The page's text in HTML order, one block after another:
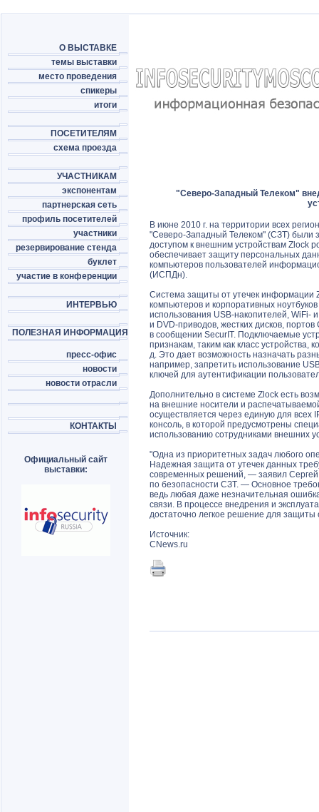
О ВЫСТАВКЕ
темы выставки
место проведения
спикеры
итоги
ПОСЕТИТЕЛЯМ
схема проезда
УЧАСТНИКАМ
экспонентам
партнерская сеть
профиль посетителей
участники
резервирование стенда
буклет
участие в конференции
ИНТЕРВЬЮ
ПОЛЕЗНАЯ ИНФОРМАЦИЯ
пресс-офис
новости
новости отрасли
КОНТАКТЫ
Официальный сайт
выставки:
"Северо-Западный Телеком"
В июне 2010 г. на территории всех
"Северо-Западный Телеком" (СЗТ) были
доступом к внешним устройствам Zlock
обеспечивает защиту персональных
компьютеров пользователей
(ИСПДн).
Система защиты от утечек информации
компьютеров и корпоративных
использования USB-накопителей, WiFi-
и DVD-приводов, жестких дисков,
в сообщении SecurIT. Подключаемые
признакам, таким как класс устройства,
д. Это дает возможность назначать
например, запретить использование
ключей для аутентификации
Дополнительно в системе Zlock есть
на внешние носители и
осуществляется через единую для всех
консоль, в которой предусмотрены
использованию сотрудниками внешних
"Одна из приоритетных задач любого
Надежная защита от утечек данных
современных решений, — заявил Сергей
по безопасности СЗТ. — Основное
ведь любая даже незначительная
связи. В процессе внедрения и
достаточно легкое решение для защиты
Источник:
CNews.ru